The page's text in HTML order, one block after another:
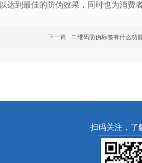
达到最佳的防伪效果，同时也为消费
下一篇 二维码防伪标签有什么功
扫码关注，了